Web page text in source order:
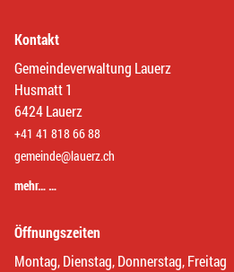
Kontakt
Gemeindeverwaltung Lauerz
Husmatt 1
6424 Lauerz
+41 41 818 66 88
gemeinde@lauerz.ch
mehr… …
Öffnungszeiten
Montag, Dienstag, Donnerstag, Freitag